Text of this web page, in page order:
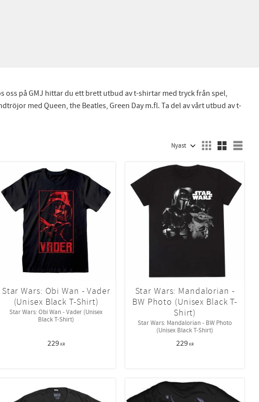
på GMJ hittar du ett brett utbud av t-shirtar med tryck från spel,
med Queen, the Beatles, Green Day m.fl. Ta del av vårt utbud av t-
Star Wars: Obi Wan - Vader
(Unisex Black T-Shirt)
Star Wars: Obi Wan - Vader (Unisex
Black T-Shirt)
229KR
Star Wars: Mandalorian -
BW Photo (Unisex Black T-
Shirt)
Star Wars: Mandalorian - BW Photo
(Unisex Black T-Shirt)
229KR